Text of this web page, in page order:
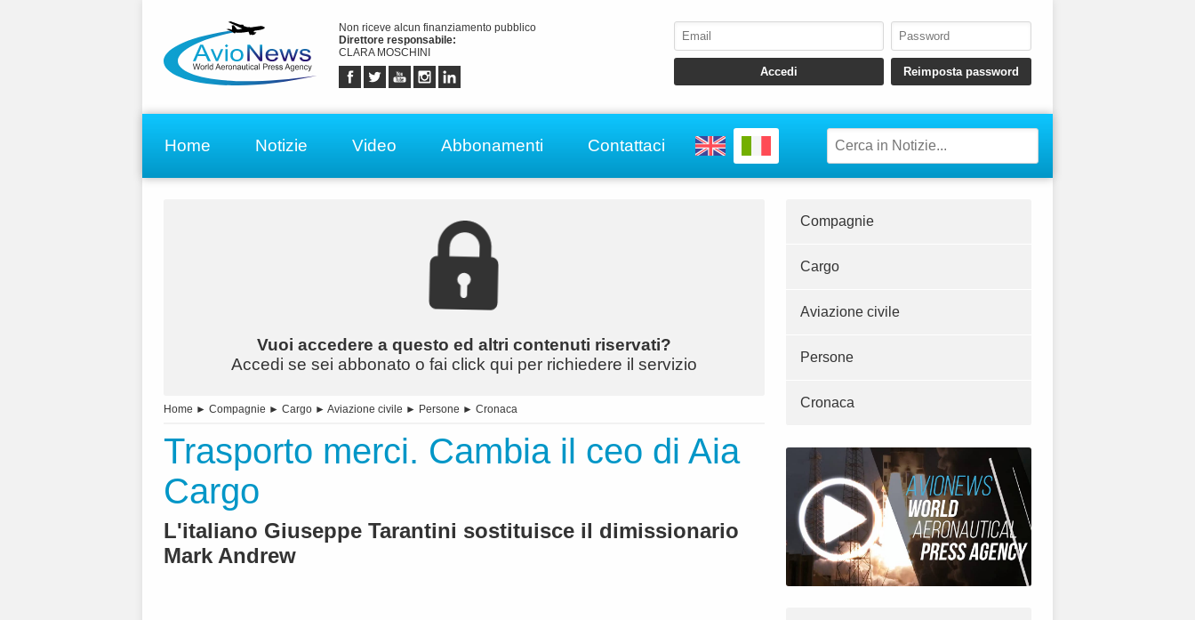
Non riceve alcun finanziamento pubblico
Direttore responsabile:
CLARA MOSCHINI
Home Notizie Video Abbonamenti Contattaci
Vuoi accedere a questo ed altri contenuti riservati?
Accedi se sei abbonato o fai click qui per richiedere il servizio
Home ► Compagnie ► Cargo ► Aviazione civile ► Persone ► Cronaca
Trasporto merci. Cambia il ceo di Aia
Cargo
L'italiano Giuseppe Tarantini sostituisce il dimissionario
Mark Andrew
Compagnie
Cargo
Aviazione civile
Persone
Cronaca